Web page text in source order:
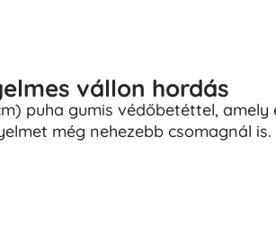
vállon hordás
puha gumis védőbetéttel,
még nehezebb csomagnál is.